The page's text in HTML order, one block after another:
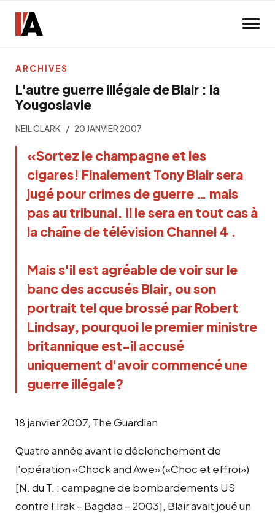
L'autre guerre illégale de Blair : la
Yougoslavie
NEIL CLARK 20 JANVIER 2007
«Sortez le champagne et les
cigares! Finalement Tony Blair sera
jugé pour crimes de guerre … mais
pas au tribunal. Il le sera en tout cas à
la chaîne de télévision Channel 4 .
Mais s'il est agréable de voir sur le
banc des accusés Blair, ou son
portrait tel que brossé par Robert
Lindsay, pourquoi le premier ministre
britannique est-il accusé
uniquement d'avoir commencé une
guerre illégale?
18 janvier 2007, The Guardian
Quatre année avant le déclenchement de
l'opération «Chock and Awe» («Choc et effroi»)
[N. du T. : campagne de bombardements US
contre l’Irak – Bagdad – 2003], Blair avait joué un
ARCHIVES